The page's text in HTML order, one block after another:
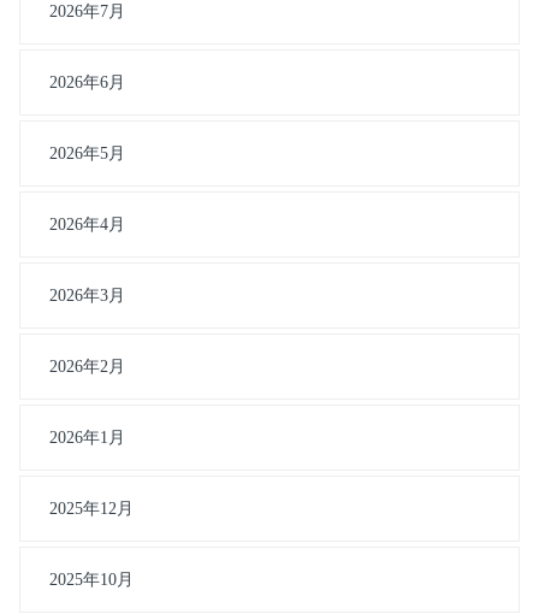
2026年7月
2026年6月
2026年5月
2026年4月
2026年3月
2026年2月
2026年1月
2025年12月
2025年10月